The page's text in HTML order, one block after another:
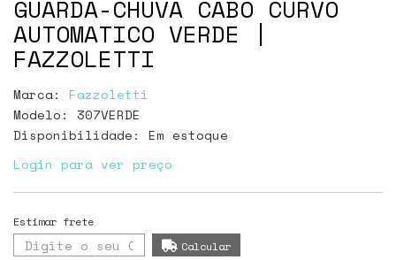
GUARDA-CHUVA CABO CURVO
AUTOMATICO VERDE |
FAZZOLETTI
Marca: Fazzoletti
Modelo: 307VERDE
Disponibilidade: Em estoque
Login para ver preço